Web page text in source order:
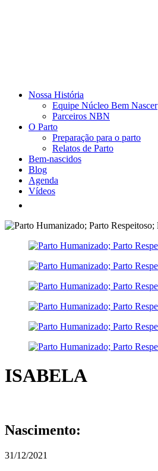
Nossa História
Equipe Núcleo Bem Nascer
Parceiros NBN
O Parto
Preparação para o parto
Relatos de Parto
Bem-nascidos
Blog
Agenda
Vídeos
ISABELA
Nascimento:
31/12/2021